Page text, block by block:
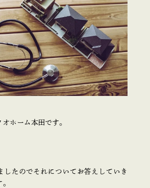
オホーム本田です。
したのでそれについてお答えしていき